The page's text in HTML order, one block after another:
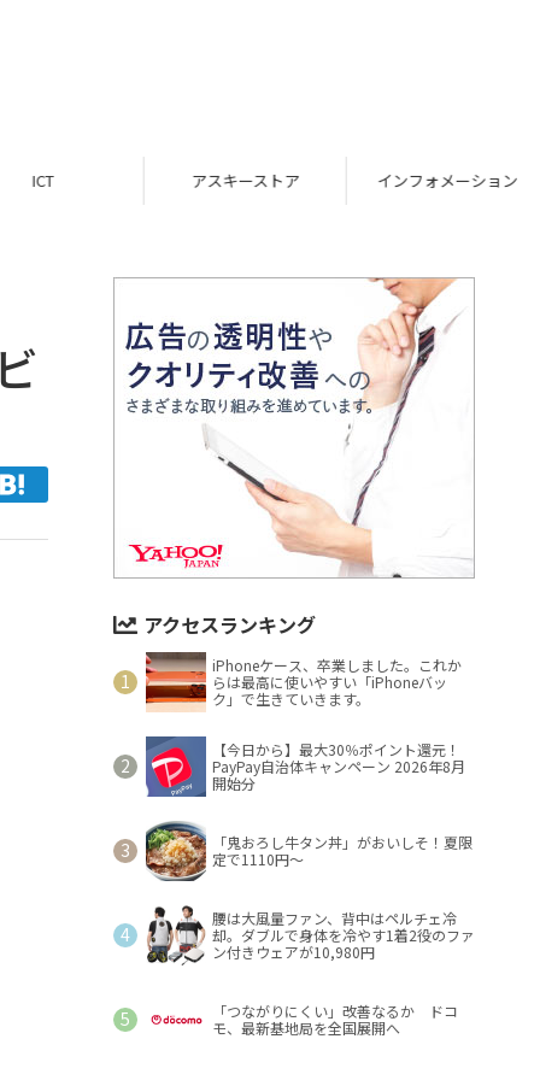
ICT アスキーストア インフォメーション
アクセスランキング
iPhoneケース、卒業しました。これか
らは最高に使いやすい「iPhoneバッ
ク」で生きていきます。
【今日から】最大30％ポイント還元！
PayPay自治体キャンペーン 2026年8月
開始分
「鬼おろし牛タン丼」がおいしそ！夏限
定で1110円～
腰は大風量ファン、背中はペルチェ冷
却。ダブルで身体を冷やす1着2役のファ
ン付きウェアが10,980円
「つながりにくい」改善なるか ドコ
モ、最新基地局を全国展開へ